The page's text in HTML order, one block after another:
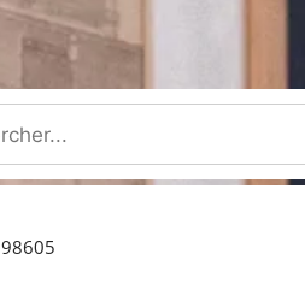
résultats de l'auto-complétion sont